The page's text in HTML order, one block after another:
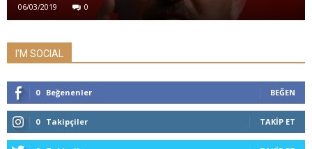
06/03/2019 0
I'M SOCIAL
0 Beğenenler BEĞEN
0 Takipçiler TAKIP ET